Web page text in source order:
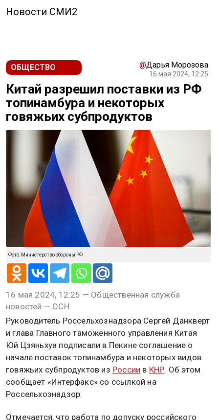
Новости СМИ2
ОБЩЕСТВО @Дарья Морозова
16 мая 2024, 12:25
Китай разрешил поставки из РФ
топинамбура и некоторых
говяжьих субпродуктов
Фото: Министерство обороны РФ
16 мая 2024, 12:25 — Общественная служба
новостей — ОСН
Руководитель Россельхознадзора Сергей Данкверт
и глава Главного таможенного управления Китая
Юй Цзяньхуа подписали в Пекине соглашение о
начале поставок топинамбура и некоторых видов
говяжьих субпродуктов из России в КНР. Об этом
сообщает «Интерфакс» со ссылкой на
Россельхознадзор.
Отмечается, что работа по допуску российского